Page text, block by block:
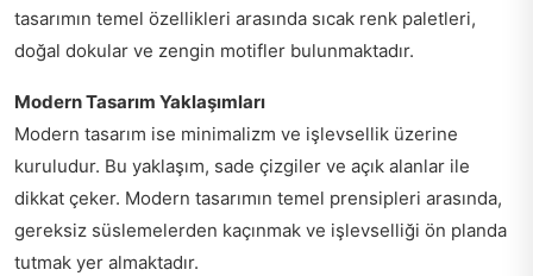
tasarımın temel özellikleri arasında sıcak renk paletleri,
doğal dokular ve zengin motifler bulunmaktadır.
Modern Tasarım Yaklaşımları
Modern tasarım ise minimalizm ve işlevsellik üzerine
kuruludur. Bu yaklaşım, sade çizgiler ve açık alanlar ile
dikkat çeker. Modern tasarımın temel prensipleri arasında,
gereksiz süslemelerden kaçınmak ve işlevselliği ön planda
tutmak yer almaktadır.